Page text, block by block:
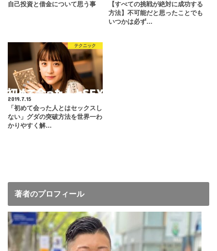
自己投資と借金について思う事
【すべての挑戦が絶対に成功する
方法】不可能だと思ったことでも
いつかは必ず…
テクニック
2019.7.15
「初めて会った人とはセックスし
ない」グダの突破方法を世界一わ
かりやすく解…
著者のプロフィール